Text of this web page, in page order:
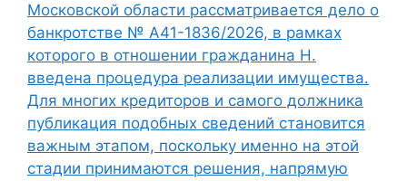
Московской области рассматривается дело о
банкротстве № А41-1836/2026, в рамках
которого в отношении гражданина Н.
введена процедура реализации имущества.
Для многих кредиторов и самого должника
публикация подобных сведений становится
важным этапом, поскольку именно на этой
стадии принимаются решения, напрямую